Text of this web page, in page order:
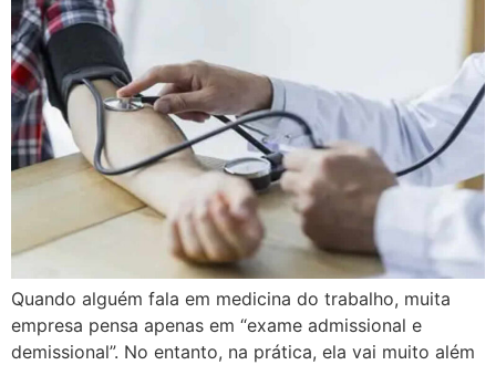
Quando alguém fala em medicina do trabalho, muita
empresa pensa apenas em “exame admissional e
demissional”. No entanto, na prática, ela vai muito além